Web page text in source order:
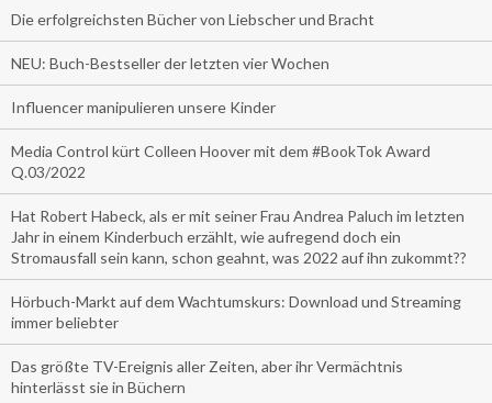
Die erfolgreichsten Bücher von Liebscher und Bracht
NEU: Buch-Bestseller der letzten vier Wochen
Influencer manipulieren unsere Kinder
Media Control kürt Colleen Hoover mit dem #BookTok Award
Q.03/2022
Hat Robert Habeck, als er mit seiner Frau Andrea Paluch im letzten
Jahr in einem Kinderbuch erzählt, wie aufregend doch ein
Stromausfall sein kann, schon geahnt, was 2022 auf ihn zukommt??
Hörbuch-Markt auf dem Wachtumskurs: Download und Streaming
immer beliebter
Das größte TV-Ereignis aller Zeiten, aber ihr Vermächtnis
hinterlässt sie in Büchern